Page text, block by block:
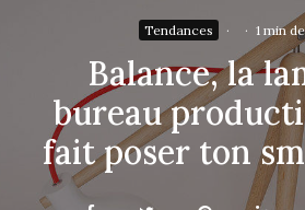
Tendances · · 1 min
Balance, la
bureau
fait poser ton